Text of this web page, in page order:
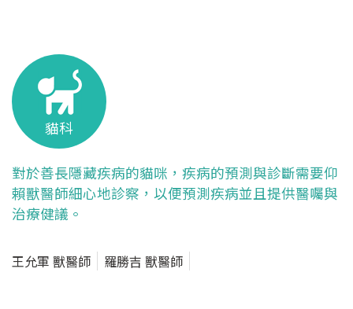
貓科
對於善長隱藏疾病的貓咪，疾病的預測與診斷需要仰
賴獸醫師細心地診察，以便預測疾病並且提供醫囑與
治療健議。
王允軍 獸醫師 羅勝吉 獸醫師